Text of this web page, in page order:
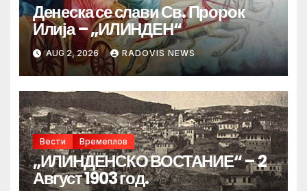
Денеска се слави Св. Пророк
Илија – „ИЛИНДЕН“
AUG 2, 2026 RADOVIS NEWS
Вести Времеплов
„ИЛИНДЕНСКО ВОСТАНИЕ“ – 2
Август 1903 год.